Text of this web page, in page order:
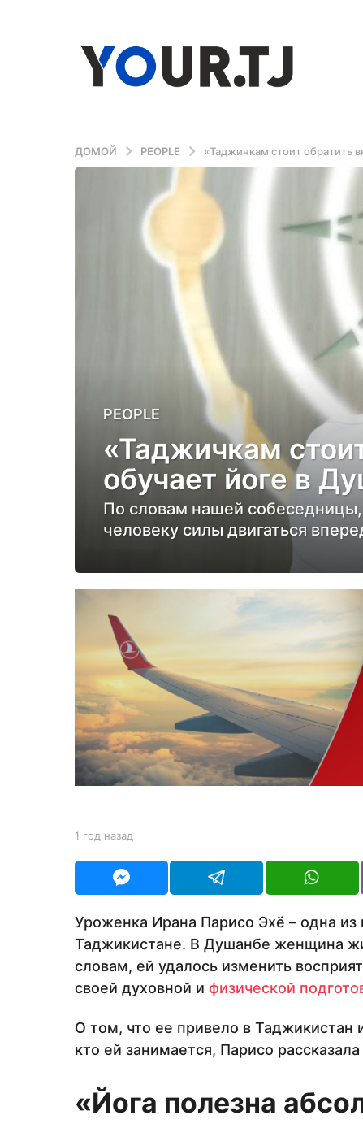
ДОМОЙ PEOPLE «Таджичкам стоит обратить
1
о
д
а
з
о
н
а
з
а
д
PEOPLE
«Таджичкам
обучает йоге в
По словам нашей собеседницы,
человеку силы двигаться
b
Y
U
1 год назад
н
з
а
Уроженка Ирана Парисо Эхё – одна
Таджикистане. В Душанбе женщина
словам, ей удалось изменить
своей духовной и физической
О том, что ее привело в Таджикистан
кто ей занимается, Парисо
«Йога полезна